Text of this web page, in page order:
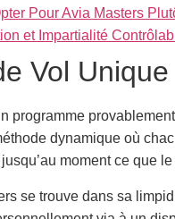
Pour Avia Masters
et Impartialité
Vol Unique
programme
dynamique où
moment ce que
se trouve dans sa